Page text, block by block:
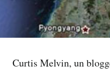
Curtis Melvin, un